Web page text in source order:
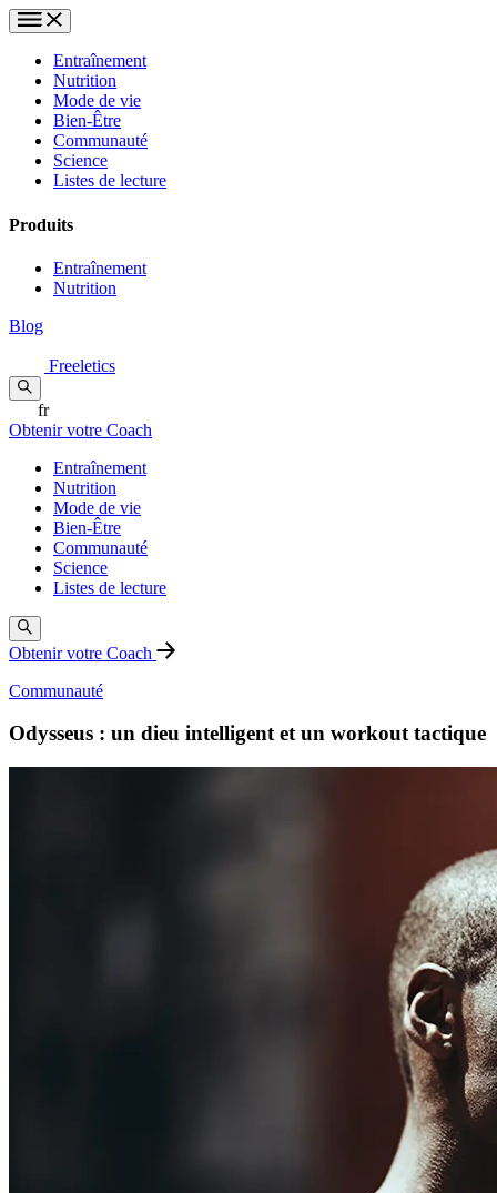
Entraînement
Nutrition
Mode de vie
Bien-Être
Communauté
Science
Listes de lecture
Produits
Entraînement
Nutrition
Blog
Freeletics
fr
Obtenir votre Coach
Entraînement
Nutrition
Mode de vie
Bien-Être
Communauté
Science
Listes de lecture
Obtenir votre Coach
Communauté
Odysseus : un dieu intelligent et un workout tactique